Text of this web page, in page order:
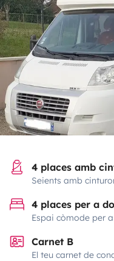
4 places amb
Seients amb
4 places per a
Espai còmode per
Carnet B
El teu carnet de